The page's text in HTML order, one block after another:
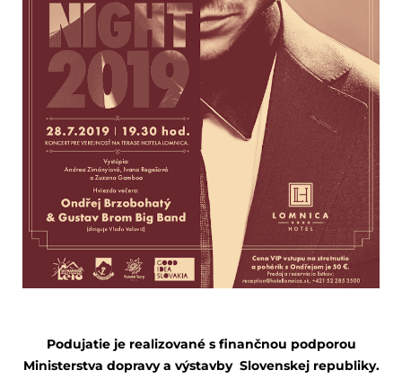
Podujatie je realizované s finančnou podporou
Ministerstva dopravy a výstavby Slovenskej republiky.